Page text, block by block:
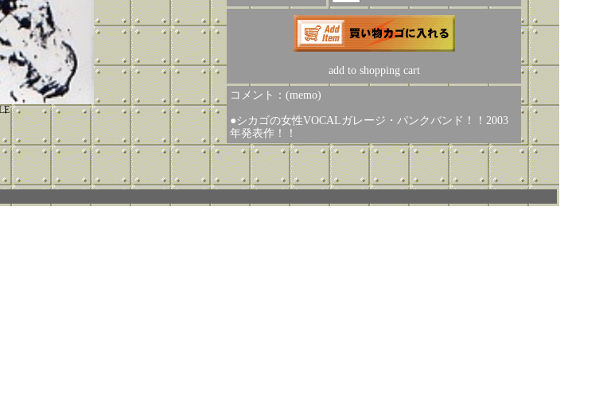
add to shopping cart
コメント：(memo)
●シカゴの女性VOCALガレージ・パンクバンド！！2003
年発表作！！